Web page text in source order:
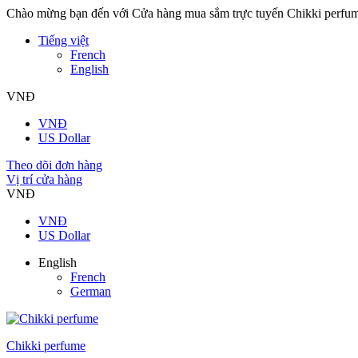
Chào mừng bạn đến với Cửa hàng mua sắm trực tuyến Chikki
Tiếng việt
French
English
VNĐ
VNĐ
US Dollar
Theo dõi đơn hàng
Vị trí cửa hàng
VNĐ
VNĐ
US Dollar
English
French
German
Chikki perfume